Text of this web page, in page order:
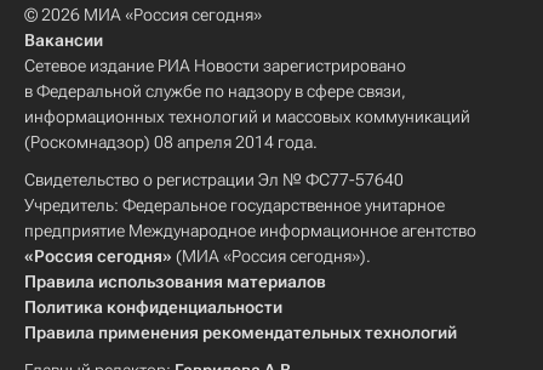
© 2026 МИА «Россия сегодня»
Вакансии
Сетевое издание РИА Новости зарегистрировано
в Федеральной службе по надзору в сфере связи,
информационных технологий и массовых коммуникаций
(Роскомнадзор) 08 апреля 2014 года.
Свидетельство о регистрации Эл № ФС77-57640
Учредитель: Федеральное государственное унитарное
предприятие Международное информационное агентство
«Россия сегодня» (МИА «Россия сегодня»).
Правила использования материалов
Политика конфиденциальности
Правила применения рекомендательных технологий